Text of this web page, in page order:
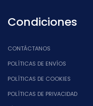
Condiciones
CONTÁCTANOS
POLÍTICAS DE ENVÍOS
POLÍTICAS DE COOKIES
POLÍTICAS DE PRIVACIDAD